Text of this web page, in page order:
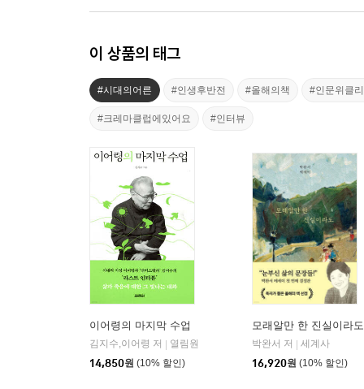
이 상품의 태그
#시대의어른 #인생후반전 #올해의책 #인문위클
#크레마클럽에있어요 #인터뷰
이어령의 마지막 수업
김지수,이어령 저
열림원
14,850원 (10% 할인)
모래알만 한 진실이라도
박완서 저
세계사
16,920원 (10% 할인)